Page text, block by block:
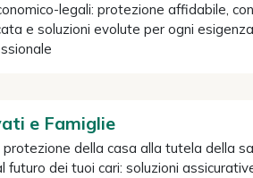
legali: protezione affidabile,
e soluzioni evolute per ogni esigenza
e Famiglie
protezione della casa alla tutela della
futuro dei tuoi cari: soluzioni